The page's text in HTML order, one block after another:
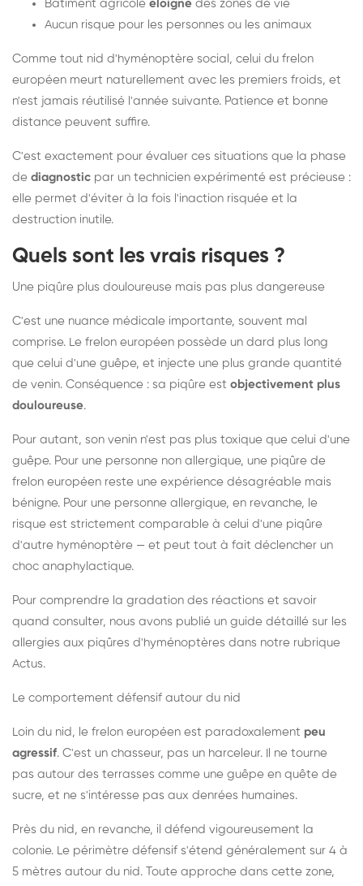
Bâtiment agricole éloigné des zones de vie
Aucun risque pour les personnes ou les animaux
Comme tout nid d'hyménoptère social, celui du frelon
européen meurt naturellement avec les premiers froids, et
n'est jamais réutilisé l'année suivante. Patience et bonne
distance peuvent suffire.
C'est exactement pour évaluer ces situations que la phase
de diagnostic par un technicien expérimenté est précieuse :
elle permet d'éviter à la fois l'inaction risquée et la
destruction inutile.
Quels sont les vrais risques ?
Une piqûre plus douloureuse mais pas plus dangereuse
C'est une nuance médicale importante, souvent mal
comprise. Le frelon européen possède un dard plus long
que celui d'une guêpe, et injecte une plus grande quantité
de venin. Conséquence : sa piqûre est objectivement plus
douloureuse.
Pour autant, son venin n'est pas plus toxique que celui d'une
guêpe. Pour une personne non allergique, une piqûre de
frelon européen reste une expérience désagréable mais
bénigne. Pour une personne allergique, en revanche, le
risque est strictement comparable à celui d'une piqûre
d'autre hyménoptère — et peut tout à fait déclencher un
choc anaphylactique.
Pour comprendre la gradation des réactions et savoir
quand consulter, nous avons publié un guide détaillé sur les
allergies aux piqûres d'hyménoptères dans notre rubrique
Actus.
Le comportement défensif autour du nid
Loin du nid, le frelon européen est paradoxalement peu
agressif. C'est un chasseur, pas un harceleur. Il ne tourne
pas autour des terrasses comme une guêpe en quête de
sucre, et ne s'intéresse pas aux denrées humaines.
Près du nid, en revanche, il défend vigoureusement la
colonie. Le périmètre défensif s'étend généralement sur 4 à
5 mètres autour du nid. Toute approche dans cette zone,